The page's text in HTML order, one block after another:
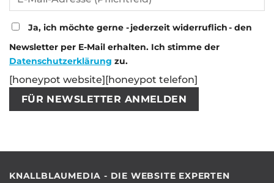
Ja, ich möchte gerne - jederzeit widerruflich - den
Newsletter per E-Mail erhalten. Ich stimme der
Datenschutzerklärung zu.
[honeypot website][honeypot telefon]
KNALLBLAUMEDIA - DIE WEBSITE EXPERTEN